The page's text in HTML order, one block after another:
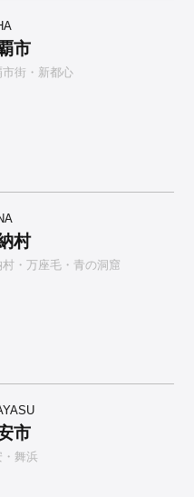
市
市街・新都心
村
村・万座毛・青の洞窟
市
舞浜